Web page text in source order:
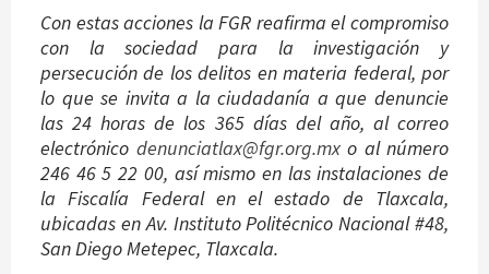
Con estas acciones la FGR reafirma el compromiso
con la sociedad para la investigación y
persecución de los delitos en materia federal, por
lo que se invita a la ciudadanía a que denuncie
las 24 horas de los 365 días del año, al correo
electrónico denunciatlax@fgr.org.mxo al número
246 46 5 22 00, así mismo en las instalaciones de
la Fiscalía Federal en el estado de Tlaxcala,
ubicadas en Av. Instituto Politécnico Nacional #48,
San Diego Metepec, Tlaxcala.